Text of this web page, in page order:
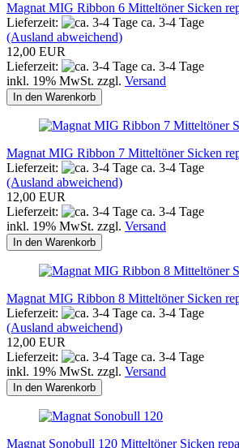
Magnat MIG Ribbon 6 Mitteltöner Sicken
Lieferzeit:
ca. 3-4 Tage
(Ausland abweichend)
12,00 EUR
Lieferzeit:
ca. 3-4 Tage
inkl. 19% MwSt. zzgl. Versand
In den Warenkorb
Magnat MIG Ribbon 7 Mitteltöner Sicken
Lieferzeit:
ca. 3-4 Tage
(Ausland abweichend)
12,00 EUR
Lieferzeit:
ca. 3-4 Tage
inkl. 19% MwSt. zzgl. Versand
In den Warenkorb
Magnat MIG Ribbon 8 Mitteltöner Sicken
Lieferzeit:
ca. 3-4 Tage
(Ausland abweichend)
12,00 EUR
Lieferzeit:
ca. 3-4 Tage
inkl. 19% MwSt. zzgl. Versand
In den Warenkorb
Magnat Sonobull 120 Mitteltöner Sicken